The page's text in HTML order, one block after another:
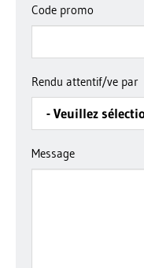
Code promo
Rendu attentif/ve par
- Veuillez
Message